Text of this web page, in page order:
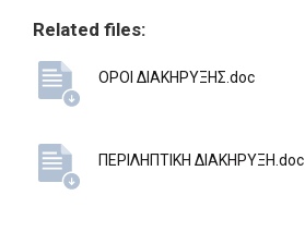
Related files:
ΟΡΟΙ ΔΙΑΚΗΡΥΞΗΣ.doc
ΠΕΡΙΛΗΠΤΙΚΗ ΔΙΑΚΗΡΥΞΗ.doc